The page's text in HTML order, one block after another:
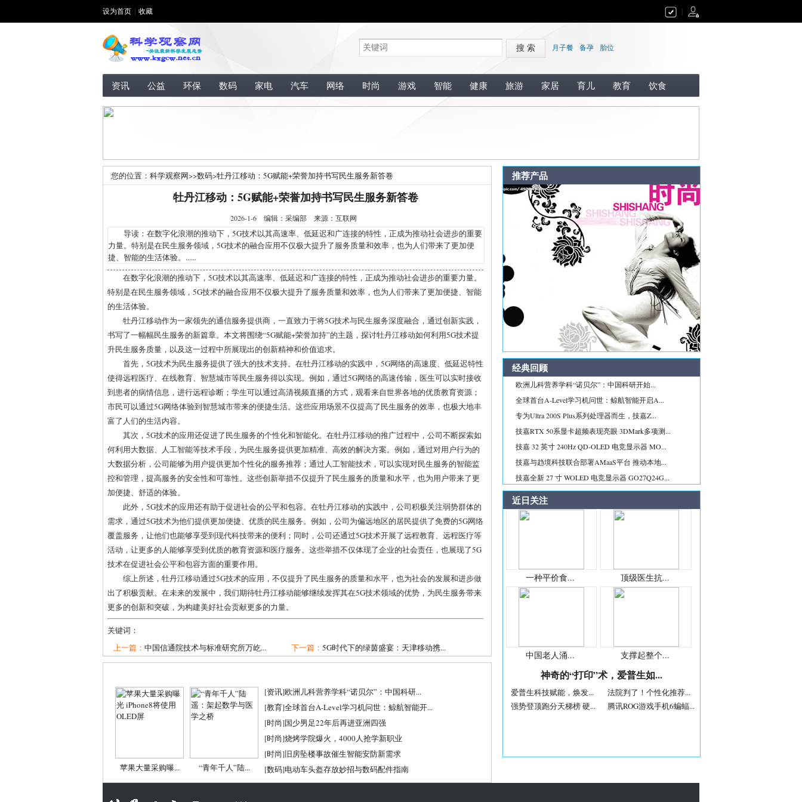
设为首页 收藏
搜 索 月子餐 备孕 胎位
资讯 公益 环保 数码 家电 汽车 网络 时尚 游戏 智能 健康 旅游 家居 育儿 教育 饮食
您的位置： 科学观察网>>数码>牡丹江移动：5G赋能+荣誉加持书写民生服务新答卷
牡丹江移动：5G赋能+荣誉加持书写民生服务新答卷
2026-1-6 编辑：采编部 来源：互联网
导读：在数字化浪潮的推动下，5G技术以其高速率、低延迟和广连接的特性，正成为推动社会进步的重要
力量。特别是在民生服务领域，5G技术的融合应用不仅极大提升了服务质量和效率，也为人们带来了更加便
捷、智能的生活体验。......
在数字化浪潮的推动下，5G技术以其高速率、低延迟和广连接的特性，正成为推动社会进步的重要力量。
特别是在民生服务领域，5G技术的融合应用不仅极大提升了服务质量和效率，也为人们带来了更加便捷、智能
的生活体验。
牡丹江移动作为一家领先的通信服务提供商，一直致力于将5G技术与民生服务深度融合，通过创新实践，
书写了一幅幅民生服务的新篇章。本文将围绕“5G赋能+荣誉加持”的主题，探讨牡丹江移动如何利用5G技术提
升民生服务质量，以及这一过程中所展现出的创新精神和价值追求。
首先，5G技术为民生服务提供了强大的技术支持。在牡丹江移动的实践中，5G网络的高速度、低延迟特性
使得远程医疗、在线教育、智慧城市等民生服务得以实现。例如，通过5G网络的高速传输，医生可以实时接收
到患者的病情信息，进行远程诊断；学生可以通过高清视频直播的方式，观看来自世界各地的优质教育资源；
市民可以通过5G网络体验到智慧城市带来的便捷生活。这些应用场景不仅提高了民生服务的效率，也极大地丰
富了人们的生活内容。
其次，5G技术的应用还促进了民生服务的个性化和智能化。在牡丹江移动的推广过程中，公司不断探索如
何利用大数据、人工智能等技术手段，为民生服务提供更加精准、高效的解决方案。例如，通过对用户行为的
大数据分析，公司能够为用户提供更加个性化的服务推荐；通过人工智能技术，可以实现对民生服务的智能监
控和管理，提高服务的安全性和可靠性。这些创新举措不仅提升了民生服务的质量和水平，也为用户带来了更
加便捷、舒适的体验。
此外，5G技术的应用还有助于促进社会的公平和包容。在牡丹江移动的实践中，公司积极关注弱势群体的
需求，通过5G技术为他们提供更加便捷、优质的民生服务。例如，公司为偏远地区的居民提供了免费的5G网络
覆盖服务，让他们也能够享受到现代科技带来的便利；同时，公司还通过5G技术开展了远程教育、远程医疗等
活动，让更多的人能够享受到优质的教育资源和医疗服务。这些举措不仅体现了企业的社会责任，也展现了5G
技术在促进社会公平和包容方面的重要作用。
综上所述，牡丹江移动通过5G技术的应用，不仅提升了民生服务的质量和水平，也为社会的发展和进步做
出了积极贡献。在未来的发展中，我们期待牡丹江移动能够继续发挥其在5G技术领域的优势，为民生服务带来
更多的创新和突破，为构建美好社会贡献更多的力量。
关键词：
上一篇： 中国信通院技术与标准研究所万屹... 下一篇： 5G时代下的绿茵盛宴：天津移动携...
苹果大量采购曝... “青年千人”陆...
[资讯]欧洲儿科营养学科“诺贝尔”：中国科研...
[教育]全球首台A-Level学习机问世：鲸航智能开...
[时尚]国少男足22年后再进亚洲四强
[时尚]烧烤学院爆火，4000人抢学新职业
[时尚]旧房坠楼事故催生智能安防新需求
[数码]电动车头盔存放妙招与数码配件指南
推荐产品
经典回顾
欧洲儿科营养学科“诺贝尔”：中国科研开始...
全球首台A-Level学习机问世：鲸航智能开启A...
专为Ultra 200S Plus系列处理器而生，技嘉Z...
技嘉RTX 50系显卡超频表现亮眼 3DMark多项测...
技嘉 32 英寸 240Hz QD-OLED 电竞显示器 MO...
技嘉与趋境科技联合部署AMaaS平台 推动本地...
技嘉全新 27 寸 WOLED 电竞显示器 GO27Q24G...
近日关注
一种平价食... 顶级医生抗...
中国老人涌... 支撑起整个...
神奇的“打印”术，爱普生如...
爱普生科技赋能，焕发...
法院判了！个性化推荐...
强势登顶跑分天梯榜 硬...
腾讯ROG游戏手机6蝙蝠...